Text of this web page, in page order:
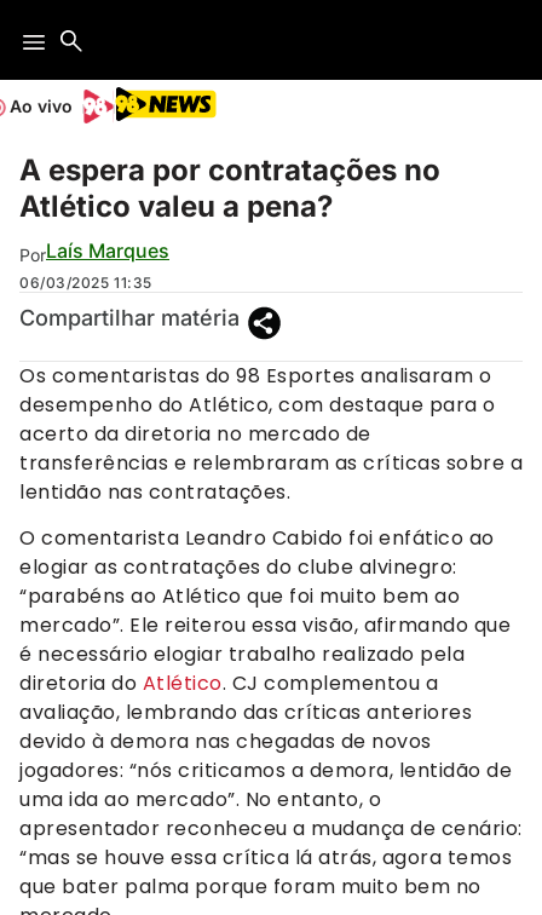
Ao vivo
A espera por contratações no
Atlético valeu a pena?
PorLaís Marques
06/03/2025 11:35
Compartilhar matéria
Os comentaristas do 98 Esportes analisaram o
desempenho do Atlético, com destaque para o
acerto da diretoria no mercado de
transferências e relembraram as críticas sobre a
lentidão nas contratações.
O comentarista Leandro Cabido foi enfático ao
elogiar as contratações do clube alvinegro:
“parabéns ao Atlético que foi muito bem ao
mercado”. Ele reiterou essa visão, afirmando que
é necessário elogiar trabalho realizado pela
diretoria do Atlético. CJ complementou a
avaliação, lembrando das críticas anteriores
devido à demora nas chegadas de novos
jogadores: “nós criticamos a demora, lentidão de
uma ida ao mercado”. No entanto, o
apresentador reconheceu a mudança de cenário:
“mas se houve essa crítica lá atrás, agora temos
que bater palma porque foram muito bem no